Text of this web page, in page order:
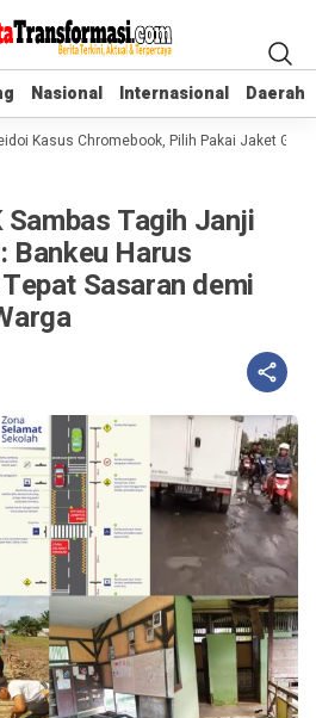
Nasional Internasional Daerah
Nasional Internasional Daerah
Kasus Chromebook, Pilih Pakai Jaket Gojek
Sambas Tagih Janji
Bankeu Harus
Sasaran demi